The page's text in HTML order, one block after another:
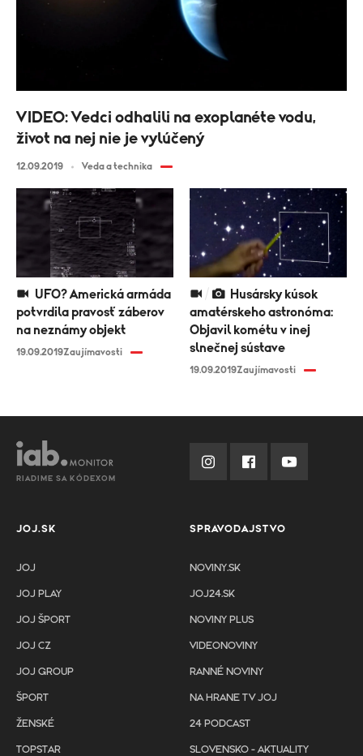
potvrdila pravosť záberov
na neznámy objekt
19.09.2019Zaujímavosti
amatérskeho astronóma:
Objavil kométu v inej
slnečnej sústave
19.09.2019Zaujímavosti
VIDEO: Vedci odhalili na exoplanéte vodu,
život na nej nie je vylúčený
12.09.2019 Veda a technika
RIADIME SA KÓDEXOM
JOJ.SK
JOJ
JOJ PLAY
JOJ ŠPORT
JOJ CZ
JOJ GROUP
ŠPORT
ŽENSKÉ
TOPSTAR
SPRAVODAJSTVO
NOVINY.SK
JOJ24.SK
NOVINY PLUS
VIDEONOVINY
RANNÉ NOVINY
NA HRANE TV JOJ
24 PODCAST
SLOVENSKO - AKTUALITY